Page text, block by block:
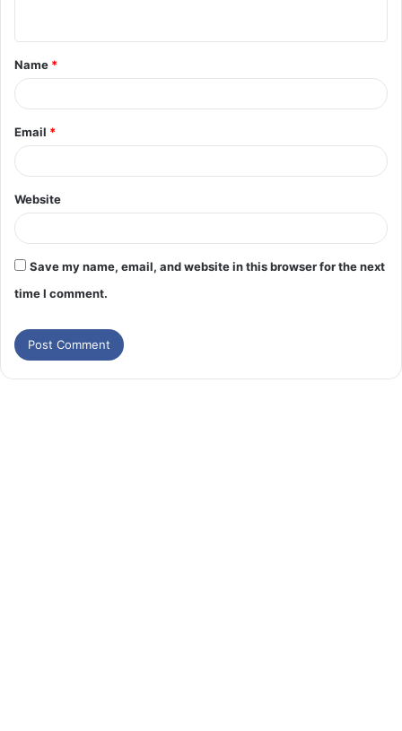
Name *
Email *
Website
Save my name, email, and website in this browser for the next
time I comment.